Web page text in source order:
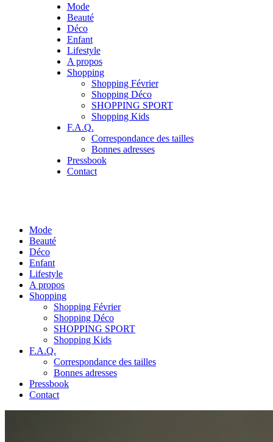
Mode
Beauté
Déco
Enfant
Lifestyle
A propos
Shopping
Shopping Février
Shopping Déco
SHOPPING SPORT
Shopping Kids
F.A.Q.
Correspondance des tailles
Bonnes adresses
Pressbook
Contact
Mode
Beauté
Déco
Enfant
Lifestyle
A propos
Shopping
Shopping Février
Shopping Déco
SHOPPING SPORT
Shopping Kids
F.A.Q.
Correspondance des tailles
Bonnes adresses
Pressbook
Contact